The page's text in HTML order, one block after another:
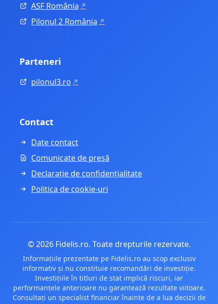
ASF România
Pilonul 2 România
Parteneri
pilonul3.ro
Contact
Date contact
Comunicate de presă
Declarație de confidențialitate
Politica de cookie-uri
© 2026 Fidelis.ro. Toate drepturile rezervate.
Informațiile prezentate pe Fidelis.ro au scop exclusiv
informativ și nu constituie recomandări de investiție.
Investițiile în titluri de stat implică riscuri, iar
performanțele anterioare nu garantează rezultate viitoare.
Consultați un specialist financiar înainte de a lua decizii de